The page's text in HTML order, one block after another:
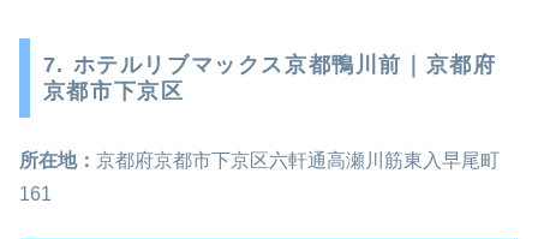
7. ホテルリブマックス京都鴨川前｜京都府
京都市下京区
所在地： 京都府京都市下京区六軒通高瀬川筋東入早尾町
161